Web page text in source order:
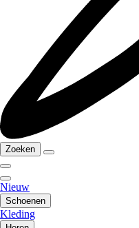
Zoeken
Nieuw
Schoenen
Kleding